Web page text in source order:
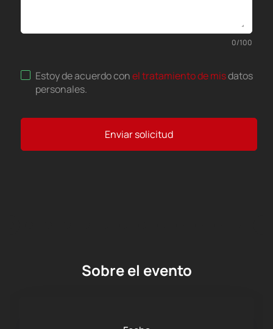
0/100
Estoy de acuerdo conel tratamiento de misdatos
personales.
Enviar solicitud
Sobre el evento